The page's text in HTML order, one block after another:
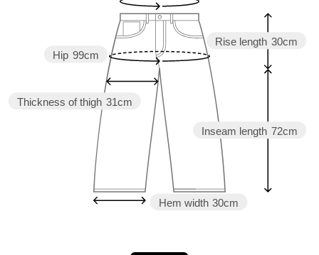
Inseam length 72cm
Rise length 30cm
Hem width 30cm
Thickness of thigh 31cm
Hip 99cm